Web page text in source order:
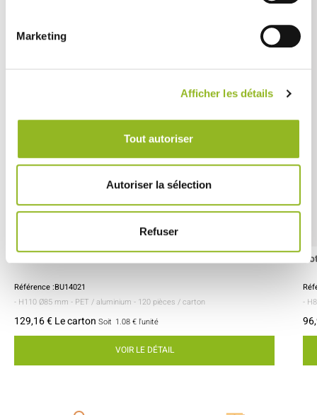
Marketing
Afficher les détails
Tout autoriser
Autoriser la sélection
Refuser
Référence :BU14021
- H110 Ø85 mm - PET / aluminium - 120 pièces / carton
129,16 € Le carton Soit 1.08 € l'unité
VOIR LE DÉTAIL
-